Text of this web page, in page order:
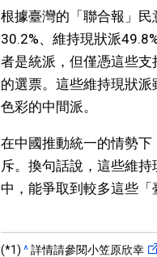
根據臺灣的「聯合報」
30.2%、維持現狀派
者是統派，但僅憑這些
的選票。這些維持現狀派
色彩的中間派。
在中國推動統一的情勢
斥。換句話說，這些維
中，能爭取到較多這些
(*1) ^詳情請參閱小笠原欣幸